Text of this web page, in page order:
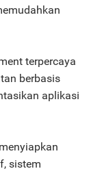
terpercaya
berbasis
aplikasi
sistem